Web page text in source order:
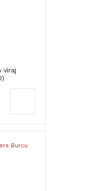
viraj